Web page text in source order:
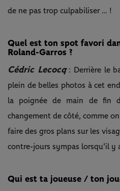
de ne pas trop culpabiliser … !
Quel est ton spot favori
Roland-Garros ?
Cédric Lecocq: Derrière le
plein de belles photos à cet
la poignée de main de fin
changement de côté, comme
faire des gros plans sur les
contre-jours sympas lorsqu'il y
Qui est ta joueuse / ton